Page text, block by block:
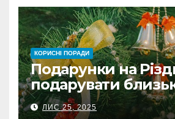
КОРИСНІ ПОРАДИ
Подарунки на
подарувати
Польщі
ЛИС 25, 2025